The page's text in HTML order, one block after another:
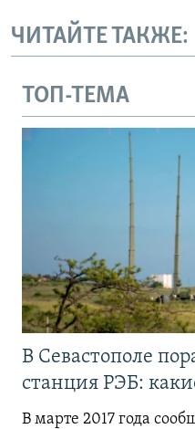
ЧИТАЙТЕ ТАКЖЕ:
ТОП-ТЕМА
В Севастополе
станция РЭБ:
В марте 2017 года